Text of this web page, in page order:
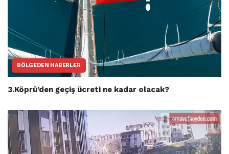
BÖLGEDEN HABERLER
3.Köprü’den geçiş ücreti ne kadar olacak?